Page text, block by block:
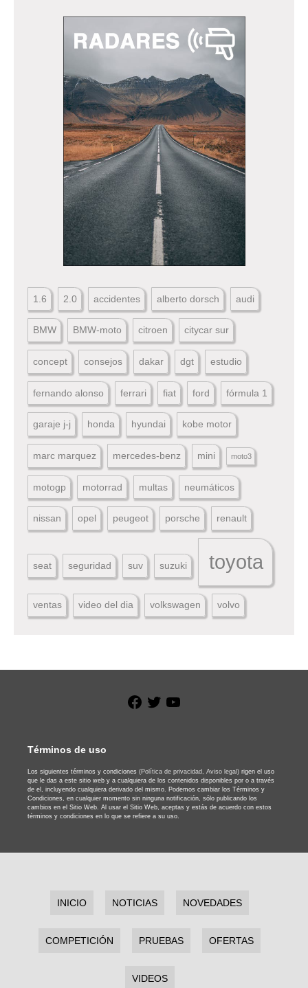
1.6 2.0 accidentes alberto dorsch audi
BMW BMW-moto citroen citycar sur
concept consejos dakar dgt estudio
fernando alonso ferrari fiat ford fórmula 1
garaje j-j honda hyundai kobe motor
marc marquez mercedes-benz mini moto3
motogp motorrad multas neumáticos
nissan opel peugeot porsche renault
seat seguridad suv suzuki toyota
ventas video del dia volkswagen volvo
Facebook
Twitter
Términos de uso
Los siguientes términos y condiciones (Política de privacidad, Aviso legal) rigen el uso
que le das a este sitio web y a cualquiera de los contenidos disponibles por o a través
de el, incluyendo cualquiera derivado del mismo. Podemos cambiar los Términos y
Condiciones, en cualquier momento sin ninguna notificación, sólo publicando los
cambios en el Sitio Web. Al usar el Sitio Web, aceptas y estás de acuerdo con estos
términos y condiciones en lo que se refiere a su uso.
INICIO NOTICIAS NOVEDADES
COMPETICIÓN PRUEBAS OFERTAS
VIDEOS